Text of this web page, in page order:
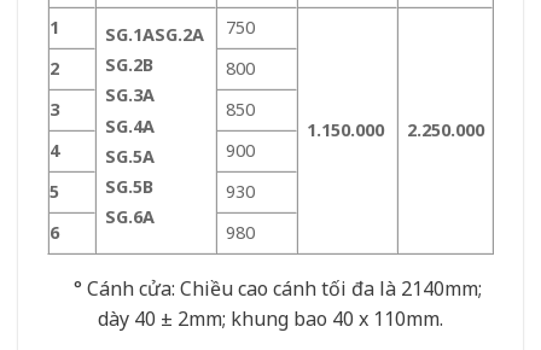
1
SG.1ASG.2A
SG.2B
SG.3A
SG.4A
SG.5A
SG.5B
SG.6A
750
1.150.000 2.250.000
2
800
3
850
4
900
5
930
6
980
° Cánh cửa: Chiều cao cánh tối đa là 2140mm;
dày 40 ± 2mm; khung bao 40 x 110mm.